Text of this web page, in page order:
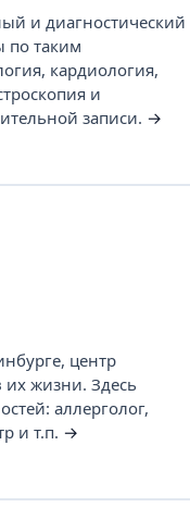
и диагностический
по таким
кардиология,
и
записи. →
центр
их жизни. Здесь
аллерголог,
и т.п. →